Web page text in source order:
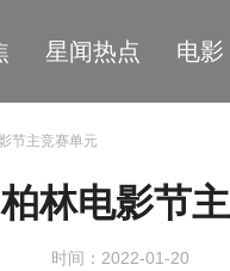
星闻热点 电影
节主竞赛单元
林电影节
时间：2022-01-20